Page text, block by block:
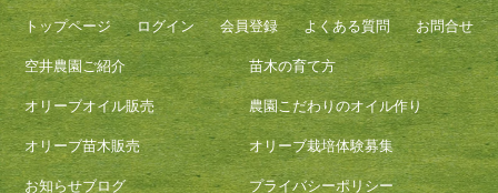
トップページ ログイン 会員登録 よくある質問 お問合せ
空井農園ご紹介
オリーブオイル販売
オリーブ苗木販売
お知らせブログ
苗木の育て方
農園こだわりのオイル作り
オリーブ栽培体験募集
プライバシーポリシー